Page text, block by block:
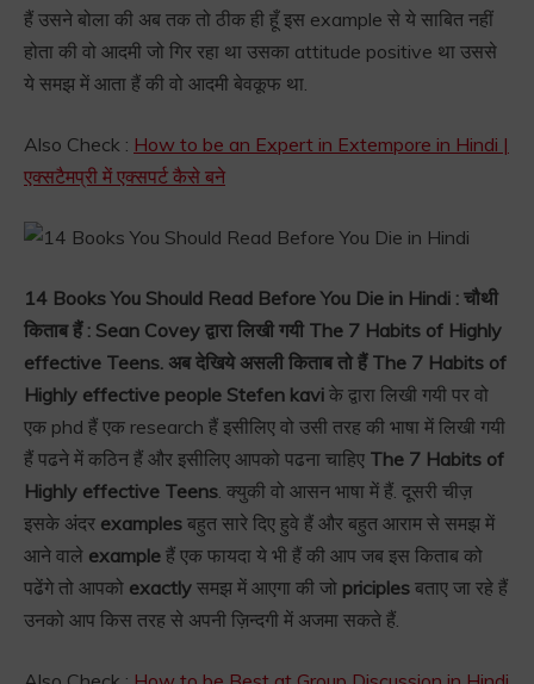
हैं उसने बोला की अब तक तो ठीक ही हूँ इस example से ये साबित नहीं
होता की वो आदमी जो गिर रहा था उसका attitude positive था उससे
ये समझ में आता हैं की वो आदमी बेवकूफ था.
Also Check : How to be an Expert in Extempore in Hindi |
एक्सटैमप्री में एक्सपर्ट कैसे बने
14 Books You Should Read Before You Die in Hindi : चौथी
किताब हैं : Sean Covey द्वारा लिखी गयी The 7 Habits of Highly
effective Teens. अब देखिये असली किताब तो हैं The 7 Habits of
Highly effective people Stefen kavi के द्वारा लिखी गयी पर वो
एक phd हैं एक research हैं इसीलिए वो उसी तरह की भाषा में लिखी गयी
हैं पढने में कठिन हैं और इसीलिए आपको पढना चाहिए The 7 Habits of
Highly effective Teens . क्युकी वो आसन भाषा में हैं. दूसरी चीज़
इसके अंदर examples बहुत सारे दिए हुवे हैं और बहुत आराम से समझ में
आने वाले example हैं एक फायदा ये भी हैं की आप जब इस किताब को
पढेंगे तो आपको exactly समझ में आएगा की जो priciples बताए जा रहे हैं
उनको आप किस तरह से अपनी ज़िन्दगी में अजमा सकते हैं.